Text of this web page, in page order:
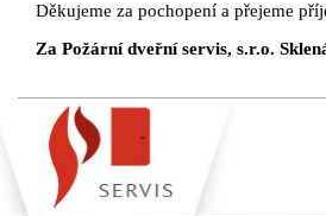
Děkujeme za pochopení a přejeme
Za Požární dveřní servis, s.r.o.